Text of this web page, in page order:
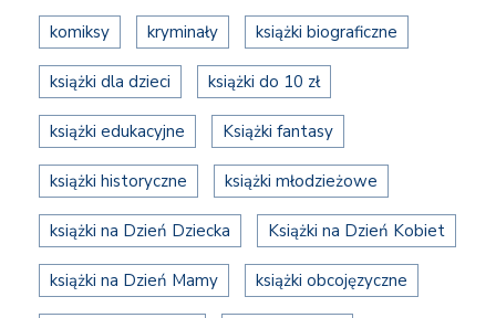
komiksy kryminały książki biograficzne
książki dla dzieci książki do 10 zł
książki edukacyjne Książki fantasy
książki historyczne książki młodzieżowe
książki na Dzień Dziecka Książki na Dzień Kobiet
książki na Dzień Mamy książki obcojęzyczne